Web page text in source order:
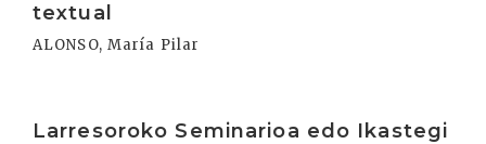
textual
ALONSO, María Pilar
Larresoroko Seminarioa edo Ikastegi